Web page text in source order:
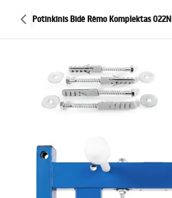
Potinkinis Bidė Rėmo Komplektas 022N